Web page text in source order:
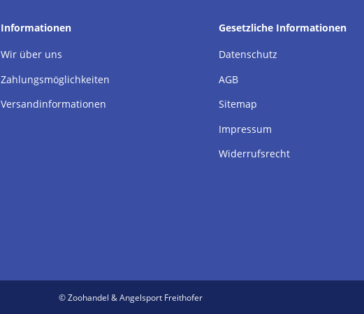
Informationen
Wir über uns
Zahlungsmöglichkeiten
Versandinformationen
Gesetzliche Informationen
Datenschutz
AGB
Sitemap
Impressum
Widerrufsrecht
© Zoohandel & Angelsport Freithofer